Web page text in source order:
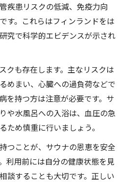
疾患リスクの低減、免疫力向
す。これらはフィンランドをは
究で科学的エビデンスが示され
クも存在します。主なリスクは
めまい、心臓への過負荷などで
を持つ方は注意が必要です。サ
や水風呂への入浴は、血圧の急
ため慎重に行いましょう。
つことが、サウナの恩恵を安全
利用前には自分の健康状態を見
談することも大切です。正しい